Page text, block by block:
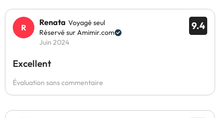
9.4
Renata Voyagé seul
Réservé sur Amimir.com
Juin 2024
Excellent
Évaluation sans commentaire